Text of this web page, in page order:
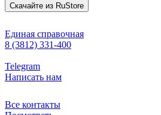
Скачайте из RuStore
Единая справочная
8 (3812) 331-400
Telegram
Написать нам
Все контакты